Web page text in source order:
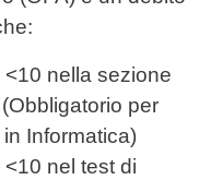
nella sezione
per
Informatica)
nel test di